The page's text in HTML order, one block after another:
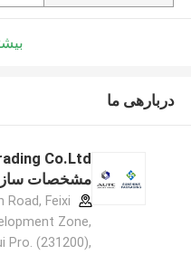
دربارهی ما
Co.Ltd
مشخصات
Road, Feixi
Zone,
Pro. (231200),